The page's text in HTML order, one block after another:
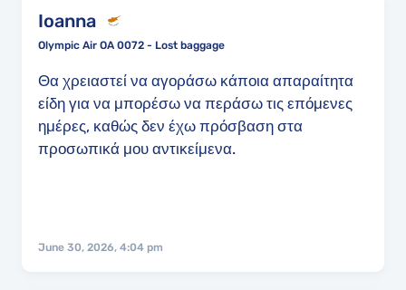
ευτυχως δέχθηκε ο πιλότος να πετάξω μαζί τους
στο πιλοτήριο προς αποφυγή περαιτέρω
ταλαιπωρίας. Παρά ταύτα θεωρώ απαράδεκτο
να έχεις κλείσει εισιτήριο τόσο καιρό πριν, να
έχεις κανονίσει αυτοκίνητα,
parking,υποχρεώσεις κλπ και μέχρι τελευταία
στιγμή να περνάς αυτό το άγχος γιατί η
Ioanna
Olympic Air OA 0072 - Lost baggage
Θα χρειαστεί να αγοράσω κάποια απαραίτητα
είδη για να μπορέσω να περάσω τις επόμενες
ημέρες, καθώς δεν έχω πρόσβαση στα
προσωπικά μου αντικείμενα.
June 30, 2026, 4:04 pm